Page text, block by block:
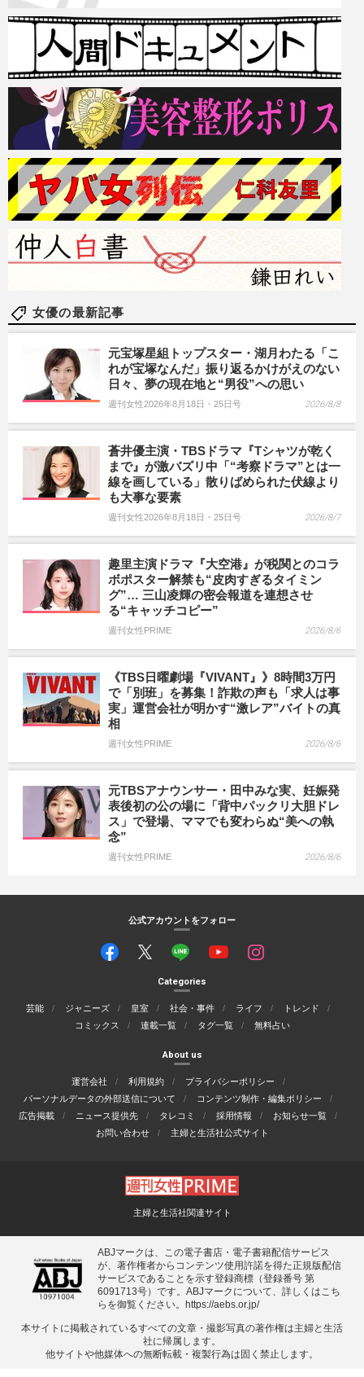
女優の最新記事
元宝塚星組トップスター・湖月わたる「こ
れが宝塚なんだ」振り返るかけがえのない
日々、夢の現在地と“男役”への思い
週刊女性2026年8月18日・25日号 2026/8/8
蒼井優主演・TBSドラマ『Tシャツが乾く
まで』が激バズリ中「“考察ドラマ”とは一
線を画している」散りばめられた伏線より
も大事な要素
週刊女性2026年8月18日・25日号 2026/8/7
趣里主演ドラマ『大空港』が税関とのコラ
ボポスター解禁も“皮肉すぎるタイミン
グ”… 三山凌輝の密会報道を連想させ
る“キャッチコピー”
週刊女性PRIME 2026/8/6
《TBS日曜劇場『VIVANT』》8時間3万円
で「別班」を募集！詐欺の声も「求人は事
実」運営会社が明かす“激レア”バイトの真
相
週刊女性PRIME 2026/8/6
元TBSアナウンサー・田中みな実、妊娠発
表後初の公の場に「背中パックリ大胆ドレ
ス」で登場、ママでも変わらぬ“美への執
念”
週刊女性PRIME 2026/8/6
公式アカウントをフォロー
Categories
芸能 ジャニーズ 皇室 社会・事件 ライフ
トレンド
コミックス
連載一覧 タグ一覧 無料占い
About us
運営会社 利用規約
プライバシーポリシー
パーソナルデータの外部送信について
コンテンツ制作・編集ポリシー
広告掲載
ニュース提供先 タレコミ 採用情報
お知らせ一覧
お問い合わせ
主婦と生活社公式サイト
主婦と生活社関連サイト
ABJマークは、この電子書店・電子書籍配信サービス
が、著作権者からコンテンツ使用許諾を得た正規版配信
サービスであることを示す登録商標（登録番号 第
6091713号）です。ABJマークについて、詳しくはこち
らを御覧ください。
https://aebs.or.jp/
本サイトに掲載されているすべての⽂章・撮影写真の著作権は主婦と⽣活
社に帰属します。
他サイトや他媒体への無断転載・複製⾏為は固く禁⽌します。